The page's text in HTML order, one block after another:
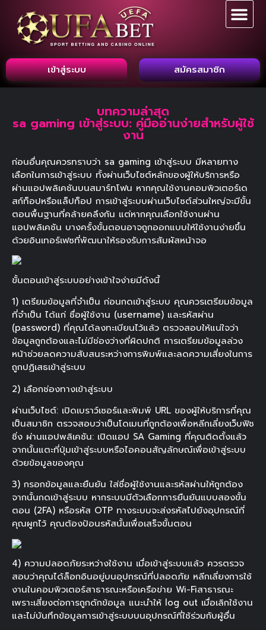
เข้าสู่ระบบ สมัครสมาชิก
บทความล่าสุด
sa gaming เข้าสู่ระบบ: คู่มืออ่านง่ายสำหรับผู้ใช้
งาน
ก่อนอื่นคุณควรทราบว่า sa gaming เข้าสู่ระบบ มีหลายทาง
เลือกในการเข้าสู่ระบบ ทั้งผ่านเว็บไซต์หลักของผู้ให้บริการหรือ
ผ่านแอปพลิเคชันบนสมาร์ทโฟน หากคุณใช้งานคอมพิวเตอร์เด
สก์ท็อปหรือแล็ปท็อป การเข้าสู่ระบบผ่านเว็บไซต์ส่วนใหญ่จะมีขั้น
ตอนพื้นฐานที่คล้ายคลึงกัน แต่หากคุณเลือกใช้งานผ่าน
แอปพลิเคชัน บางครั้งขั้นตอนอาจถูกออกแบบให้ใช้งานง่ายขึ้น
ด้วยอินเทอร์เฟซที่พัฒนาให้รองรับการสัมผัสหน้าจอ
ขั้นตอนเข้าสู่ระบบอย่างเข้าใจง่ายมีดังนี้
1) เตรียมข้อมูลที่จำเป็น ก่อนกดเข้าสู่ระบบ คุณควรเตรียมข้อมูล
ที่จำเป็น ได้แก่ ชื่อผู้ใช้งาน (username) และรหัสผ่าน
(password) ที่คุณได้ลงทะเบียนไว้แล้ว ตรวจสอบให้แน่ใจว่า
ข้อมูลถูกต้องและไม่มีช่องว่างที่ผิดปกติ การเตรียมข้อมูลล่วง
หน้าช่วยลดความสับสนระหว่างการพิมพ์และลดความเสี่ยงในการ
ถูกปฏิเสธเข้าสู่ระบบ
2) เลือกช่องทางเข้าสู่ระบบ
ผ่านเว็บไซต์: เปิดเบราว์เซอร์และพิมพ์ URL ของผู้ให้บริการที่คุณ
เป็นสมาชิก ตรวจสอบว่าเป็นโดเมนที่ถูกต้องเพื่อหลีกเลี่ยงเว็บฟิช
ชิ่ง ผ่านแอปพลิเคชัน: เปิดแอป SA Gaming ที่คุณติดตั้งแล้ว
จากนั้นแตะที่ปุ่มเข้าสู่ระบบหรือไอคอนสัญลักษณ์เพื่อเข้าสู่ระบบ
ด้วยข้อมูลของคุณ
3) กรอกข้อมูลและยืนยัน ใส่ชื่อผู้ใช้งานและรหัสผ่านให้ถูกต้อง
จากนั้นกดเข้าสู่ระบบ หากระบบมีตัวเลือกการยืนยันแบบสองขั้น
ตอน (2FA) หรือรหัส OTP ทางระบบจะส่งรหัสไปยังอุปกรณ์ที่
คุณผูกไว้ คุณต้องป้อนรหัสนั้นเพื่อเสร็จขั้นตอน
4) ความปลอดภัยระหว่างใช้งาน เมื่อเข้าสู่ระบบแล้ว ควรตรวจ
สอบว่าคุณได้ล็อกอินอยู่บนอุปกรณ์ที่ปลอดภัย หลีกเลี่ยงการใช้
งานในคอมพิวเตอร์สาธารณะหรือเครือข่าย Wi-Fiสาธารณะ
เพราะเสี่ยงต่อการถูกดักข้อมูล แนะนำให้ log out เมื่อเลิกใช้งาน
และไม่บันทึกข้อมูลการเข้าสู่ระบบบนอุปกรณ์ที่ใช้ร่วมกับผู้อื่น